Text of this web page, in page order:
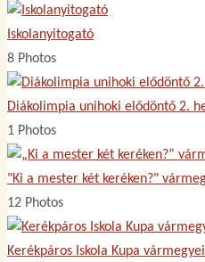
Iskolanyitogató
8 Photos
Diákolimpia unihoki elődöntő 2.
1 Photos
"Ki a mester két keréken?"
12 Photos
Kerékpáros Iskola Kupa